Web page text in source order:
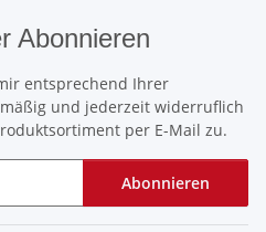
Abonnieren
entsprechend Ihrer
und jederzeit widerruflich
per E-Mail zu.
Abonnieren